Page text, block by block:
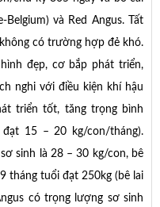
và Red Angus. Tất
có trường hợp đẻ khó.
đẹp, cơ bắp phát triển,
nghi với điều kiện khí hậu
triển tốt, tăng trọng bình
15 – 20 kg/con/tháng).
sinh là 28 – 30 kg/con, bê
tháng tuổi đạt 250kg (bê lai
có trọng lượng sơ sinh